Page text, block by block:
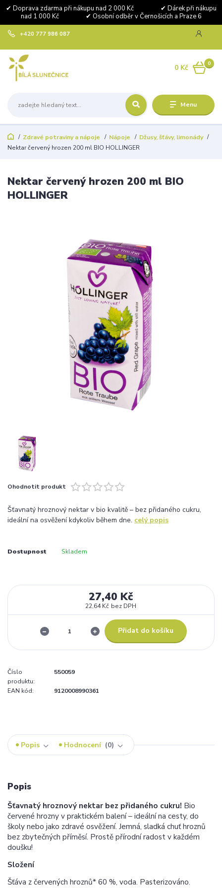
✔ Doprava zdarma při nákupu nad 2 000 Kč ✔ Dárek při nákupu
nad 1 000 Kč ✔ Osobní odběr v Černošicích a Praze 6
Menu
+420 777 986 087
0
0 Kč
Zdravé potraviny a nápoje Nápoje
Džusy, šťávy, limonády
Nektar červený hrozen 200 ml BIO HOLLINGER
Nektar červený hrozen 200 ml BIO
HOLLINGER
Ohodnotit produkt
Šťavnatý hroznový nektar v bio kvalitě – bez přidaného cukru,
ideální na osvěžení kdykoliv během dne. celý popis
Dostupnost Skladem
27,40 Kč
22,64 Kč bez DPH
Přidat do košíku
Číslo
produktu:
550059
EAN kód: 9120008990361
Popis Hodnocení 0
Popis
Šťavnatý hroznový nektar bez přidaného cukru! Bio
červené hrozny v praktickém balení – ideální na cesty, do
školy nebo jako zdravé osvěžení. Jemná, sladká chuť hroznů
bez zbytečných příměsí. Prostě přírodní radost v každém
doušku!
Složení
Šťáva z červených hroznů* 60 %, voda. Pasterizováno.